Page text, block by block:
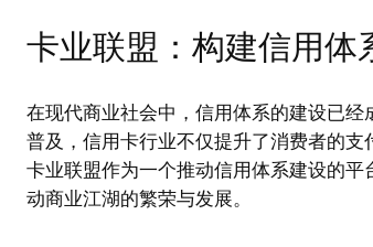
卡业联盟：构建信用
在现代商业社会中，信用体系的建设已
普及，信用卡行业不仅提升了消费者的支
卡业联盟作为一个推动信用体系建设的
动商业江湖的繁荣与发展。